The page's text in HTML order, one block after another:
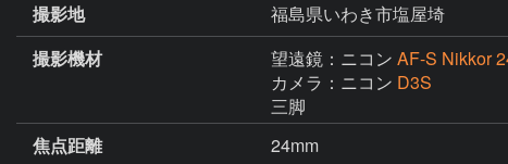
撮影地
福島県いわき市塩屋埼
撮影機材
望遠鏡：ニコン AF-S Nikkor
カメラ：ニコン D3S
三脚
焦点距離
24mm